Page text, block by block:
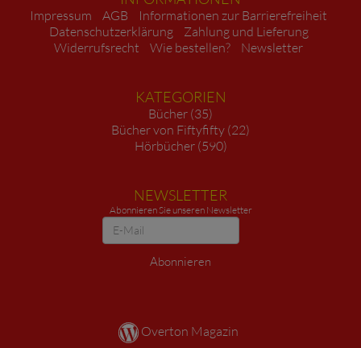
Impressum AGB
Informationen zur Barrierefreiheit
Datenschutzerklärung
Zahlung und Lieferung
Widerrufsrecht
Wie bestellen? Newsletter
KATEGORIEN
Bücher (35)
Bücher von Fiftyfifty (22)
Hörbücher (590)
NEWSLETTER
Abonnieren Sie unseren Newsletter
Newsletter
Abonnieren
Overton Magazin